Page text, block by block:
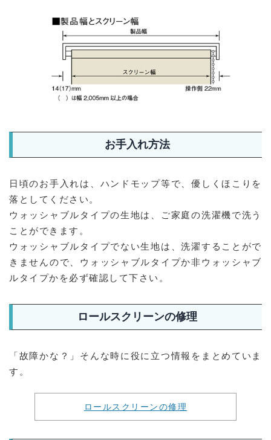
お手入れ方法
日頃のお手入れは、ハンドモップ等で、優しくほこりを
落としてください。
ウォッシャブルタイプの生地は、ご家庭の洗濯機で洗う
ことができます。
ウォッシャブルタイプでない生地は、洗濯することがで
きませんので、ウォッシャブルタイプか非ウォッシャブ
ルタイプかを必ず確認して下さい。
ロールスクリーンの修理
「故障かな？」そんな時に役に立つ情報をまとめていま
す。
ロールスクリーンの修理